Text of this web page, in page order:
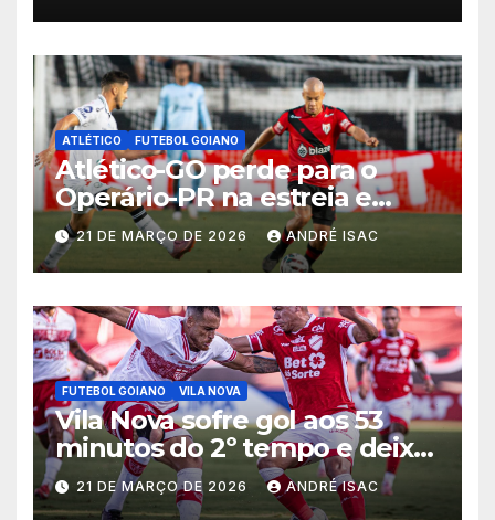
ATLÉTICO FUTEBOL GOIANO
Atlético-GO perde para o
Operário-PR na estreia e
começa sob pressão a Série B
2026
21 DE MARÇO DE 2026 ANDRÉ ISAC
FUTEBOL GOIANO VILA NOVA
Vila Nova sofre gol aos 53
minutos do 2º tempo e deixa
vitória escapar na estreia da
Série B
21 DE MARÇO DE 2026 ANDRÉ ISAC